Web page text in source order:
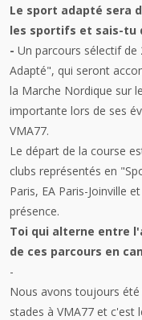
Le sport adapté sera
les sportifs et sais-tu
- Un parcours sélectif
Adapté", qui seront
la Marche Nordique sur
importante lors de ses
VMA77.
Le départ de la course
clubs représentés en
Paris, EA Paris-Joinville
présence.
Toi qui alterne entre
de ces parcours en
-
Nous avons toujours
stades à VMA77 et c'est